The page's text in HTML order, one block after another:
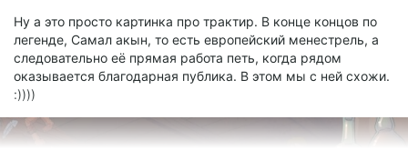
Ну а это просто картинка про трактир. В конце концов по
легенде, Самал акын, то есть европейский менестрель, а
следовательно её прямая работа петь, когда рядом
оказывается благодарная публика. В этом мы с ней схожи.
:))))